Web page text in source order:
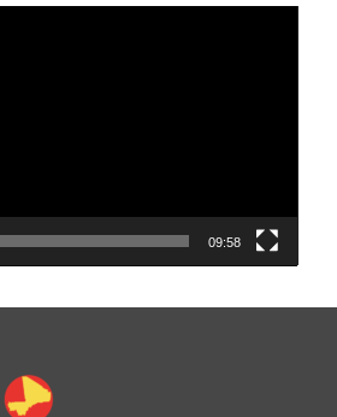
09:58